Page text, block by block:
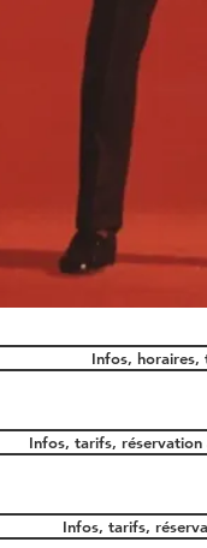
Infos, horaires,
Infos, tarifs, réservation
Infos, tarifs,